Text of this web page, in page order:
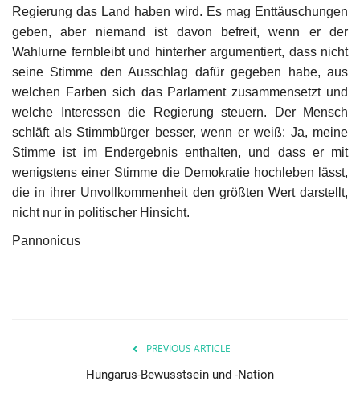
Regierung das Land haben wird. Es mag Enttäuschungen
geben, aber niemand ist davon befreit, wenn er der
Wahlurne fernbleibt und hinterher argumentiert, dass nicht
seine Stimme den Ausschlag dafür gegeben habe, aus
welchen Farben sich das Parlament zusammensetzt und
welche Interessen die Regierung steuern. Der Mensch
schläft als Stimmbürger besser, wenn er weiß: Ja, meine
Stimme ist im Endergebnis enthalten, und dass er mit
wenigstens einer Stimme die Demokratie hochleben lässt,
die in ihrer Unvollkommenheit den größten Wert darstellt,
nicht nur in politischer Hinsicht.
Pannonicus
PREVIOUS ARTICLE
Hungarus-Bewusstsein und -Nation